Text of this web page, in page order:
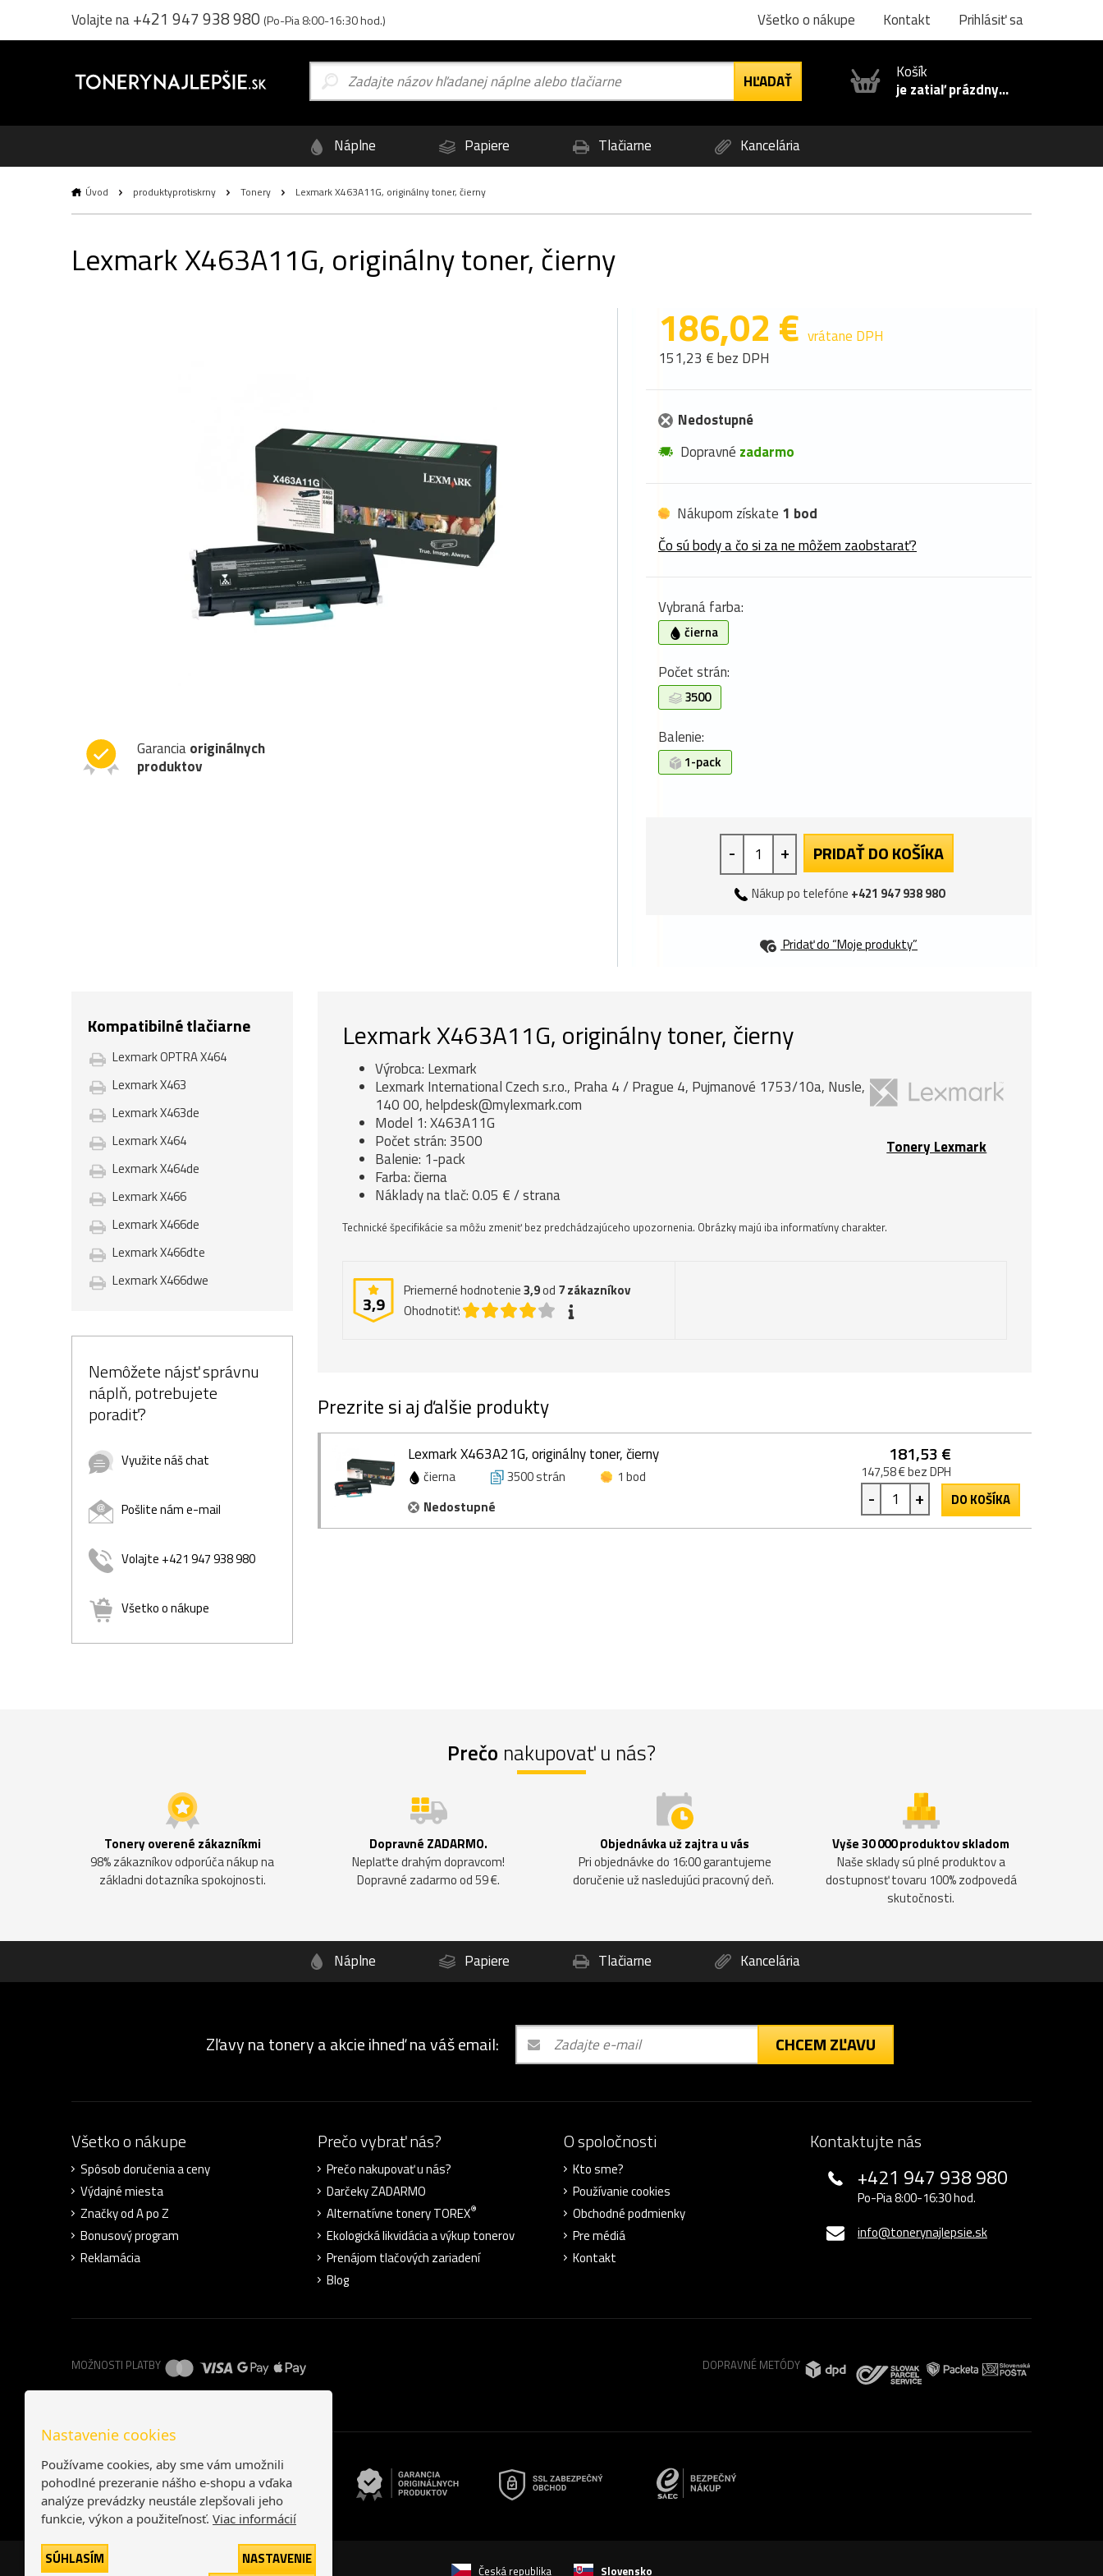
Volajte na+421 947 938 980 (Po-Pia 8:00-16:30 hod.) Všetko o nákupe Kontakt Prihlásiť sa
Košík
je zatiaľ prázdny...
Náplne Papiere Tlačiarne Kancelária
Úvod produktyprotiskrny Tonery Lexmark X463A11G, originálny toner, čierny
Lexmark X463A11G, originálny toner, čierny
Garanciaoriginálnych
produktov
186,02 € vrátane DPH
151,23 € bez DPH
Nedostupné
Dopravné zadarmo
Nákupom získate 1 bod
Čo sú body a čo si za ne môžem zaobstarať?
Vybraná farba:
čierna
Počet strán:
3500
Balenie:
1-pack
- + PRIDAŤ DO KOŠÍKA
Nákup po telefóne +421 947 938 980
Pridať do “Moje produkty”
Kompatibilné tlačiarne
Lexmark OPTRA X464
Lexmark X463
Lexmark X463de
Lexmark X464
Lexmark X464de
Lexmark X466
Lexmark X466de
Lexmark X466dte
Lexmark X466dwe
Nemôžete nájsť správnu
náplň, potrebujete
poradiť?
Využite náš chat
Pošlite nám e-mail
Volajte +421 947 938 980
Všetko o nákupe
Lexmark X463A11G, originálny toner, čierny
Tonery Lexmark
Výrobca: Lexmark
Lexmark International Czech s.r.o., Praha 4 / Prague 4, Pujmanové 1753/10a, Nusle,
140 00, helpdesk@mylexmark.com
Model 1: X463A11G
Počet strán: 3500
Balenie: 1-pack
Farba: čierna
Náklady na tlač: 0.05 € / strana
Technické špecifikácie sa môžu zmeniť bez predchádzajúceho upozornenia. Obrázky majú iba informatívny charakter.
3,9
Priemerné hodnotenie3,9od 7zákazníkov
Ohodnotiť:
Prezrite si aj ďalšie produkty
Lexmark X463A21G, originálny toner, čierny
čierna 3500 strán
1 bod
Nedostupné
181,53 €
147,58 € bez DPH
- + DO KOŠÍKA
Prečo nakupovať u nás?
Tonery overené zákazníkmi
98% zákazníkov odporúča nákup na
základni dotazníka spokojnosti.
Dopravné ZADARMO.
Neplaťte drahým dopravcom!
Dopravné zadarmo od 59 €.
Objednávka už zajtra u vás
Pri objednávke do 16:00 garantujeme
doručenie už nasledujúci pracovný deň.
Vyše 30 000 produktov skladom
Naše sklady sú plné produktov a
dostupnosť tovaru 100% zodpovedá
skutočnosti.
Náplne Papiere Tlačiarne Kancelária
Zľavy na tonery a akcie ihneď na váš email: CHCEM ZĽAVU
Všetko o nákupe
Spôsob doručenia a ceny
Výdajné miesta
Značky od A po Z
Bonusový program
Reklamácia
Prečo vybrať nás?
Prečo nakupovať u nás?
Darčeky ZADARMO
Alternatívne tonery TOREX®
Ekologická likvidácia a výkup tonerov
Prenájom tlačových zariadení
Blog
O spoločnosti
Kto sme?
Používanie cookies
Obchodné podmienky
Pre médiá
Kontakt
Kontaktujte nás
+421 947 938 980
Po-Pia 8:00-16:30 hod.
info@tonerynajlepsie.sk
MOŽNOSTI PLATBY DOPRAVNÉ METÓDY
Česká republika Slovensko
Nastavenie cookies
Používame cookies, aby sme vám umožnili
pohodlné prezeranie nášho e-shopu a vďaka
analýze prevádzky neustále zlepšovali jeho
funkcie, výkon a použiteľnosť. Viac informácií
SÚHLASÍM NASTAVENIE